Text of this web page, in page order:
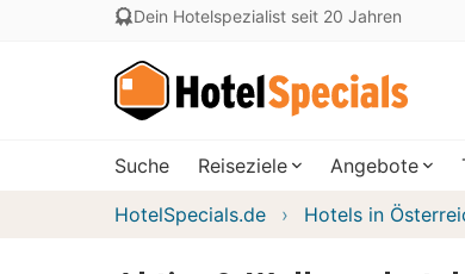
Dein Hotelspezialist seit 20 Jahren
Suche Reiseziele Angebote
HotelSpecials.de Hotels in